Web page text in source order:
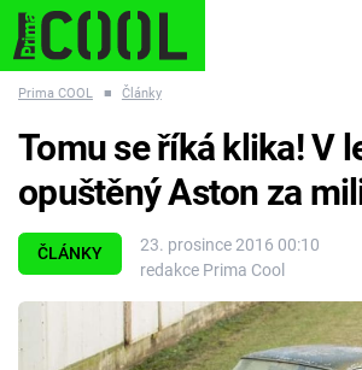
ESCAPE PLNEJ KOTEL AVENGERS 5
Témata
Prima COOL ■ Články
ČLÁNKY
23. prosince 2016 00:10
redakce Prima Cool
Tomu se říká klika! V
opuštěný Aston za